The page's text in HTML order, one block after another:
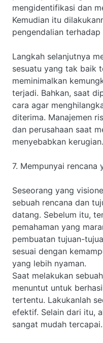
mengidentifikasi dan
Kemudian itu
pengendalian
Langkah selanjutnya
sesuatu yang tak baik
meminimalkan
terjadi. Bahkan, saat
cara agar
diterima. Manajemen
dan perusahaan saat
menyebabkan kerugian.
7. Mempunyai rencana
Seseorang yang
sebuah rencana dan
datang. Sebelum itu,
pemahaman yang
pembuatan tujuan-
sesuai dengan
yang lebih nyaman.
Saat melakukan
menuntut untuk
tertentu. Lakukanlah
efektif. Selain dari itu,
sangat mudah tercapai.